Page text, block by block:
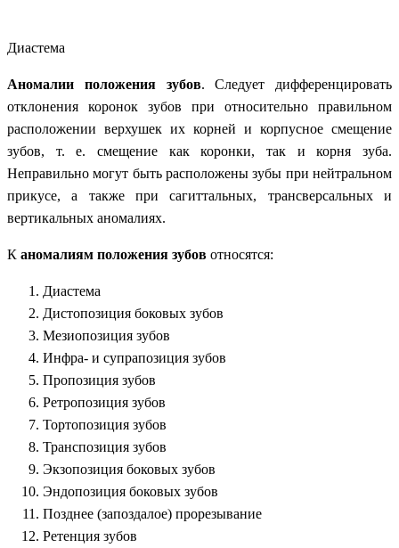
Диастема
Аномалии положения зубов. Следует дифференцировать
отклонения коронок зубов при относительно правильном
расположении верхушек их корней и корпусное смещение
зубов, т. е. смещение как коронки, так и корня зуба.
Неправильно могут быть расположены зубы при нейтральном
прикусе, а также при сагиттальных, трансверсальных и
вертикальных аномалиях.
К аномалиям положения зубов относятся:
Диастема
Дистопозиция боковых зубов
Мезиопозиция зубов
Инфра- и супрапозиция зубов
Пропозиция зубов
Ретропозиция зубов
Тортопозиция зубов
Транспозиция зубов
Экзопозиция боковых зубов
Эндопозиция боковых зубов
Позднее (запоздалое) прорезывание
Ретенция зубов